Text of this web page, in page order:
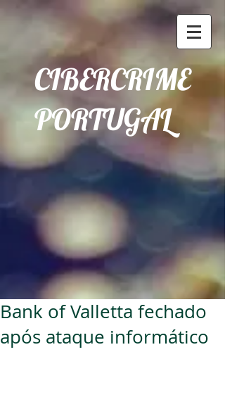
CIBERCRIME
PORTUGAL
Bank of Valletta fechado
após ataque informático